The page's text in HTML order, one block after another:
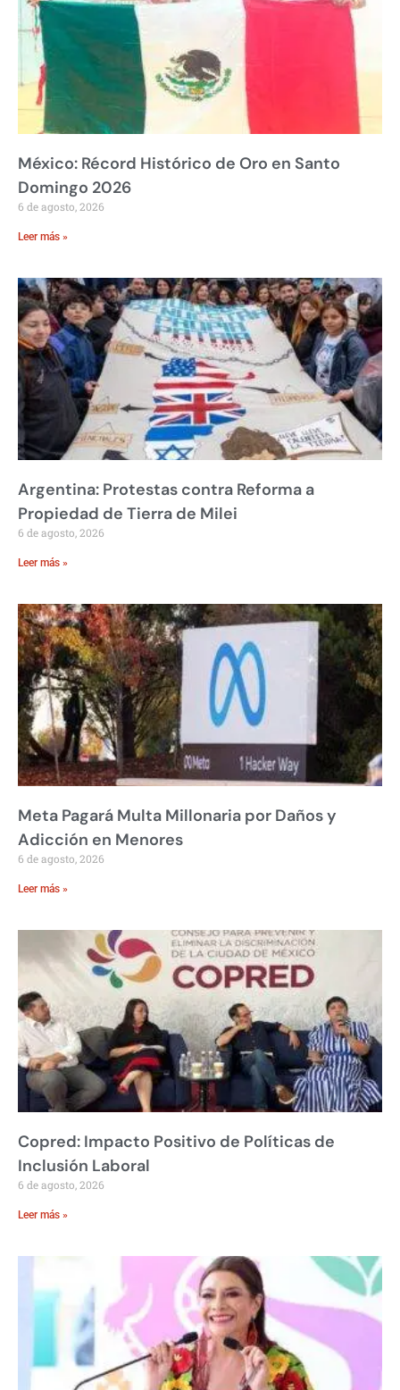
México: Récord Histórico de Oro en Santo
Domingo 2026
6 de agosto, 2026
Leer más »
Argentina: Protestas contra Reforma a
Propiedad de Tierra de Milei
6 de agosto, 2026
Leer más »
Meta Pagará Multa Millonaria por Daños y
Adicción en Menores
6 de agosto, 2026
Leer más »
Copred: Impacto Positivo de Políticas de
Inclusión Laboral
6 de agosto, 2026
Leer más »